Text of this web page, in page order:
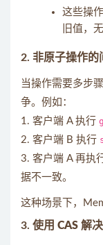
这些操
旧值，
2. 非原子操作的
当操作需要多步
争。例如：
1. 客户端 A 执行
2. 客户端 B 执行
3. 客户端 A 再执
据不一致。
这种场景下，
3. 使用 CAS 解